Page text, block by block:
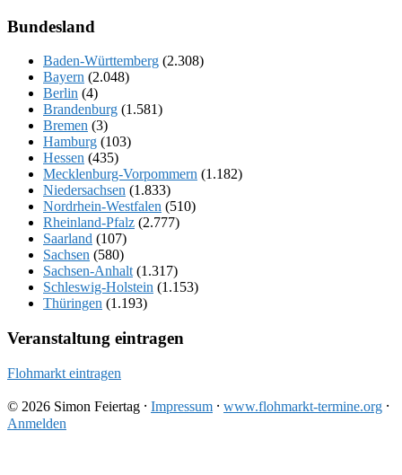
Bundesland
Baden-Württemberg (2.308)
Bayern (2.048)
Berlin (4)
Brandenburg (1.581)
Bremen (3)
Hamburg (103)
Hessen (435)
Mecklenburg-Vorpommern (1.182)
Niedersachsen (1.833)
Nordrhein-Westfalen (510)
Rheinland-Pfalz (2.777)
Saarland (107)
Sachsen (580)
Sachsen-Anhalt (1.317)
Schleswig-Holstein (1.153)
Thüringen (1.193)
Veranstaltung eintragen
Flohmarkt eintragen
© 2026 Simon Feiertag ⸱ Impressum ⸱ www.flohmarkt-termine.org ⸱
Anmelden